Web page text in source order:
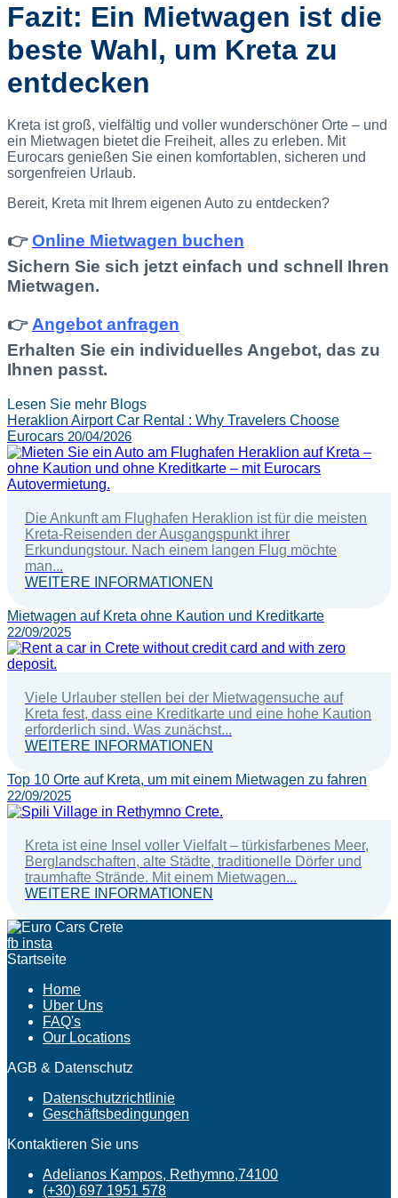
Fazit: Ein Mietwagen ist die
beste Wahl, um Kreta zu
entdecken
Kreta ist groß, vielfältig und voller wunderschöner Orte – und
ein Mietwagen bietet die Freiheit, alles zu erleben. Mit
Eurocars genießen Sie einen komfortablen, sicheren und
sorgenfreien Urlaub.
Bereit, Kreta mit Ihrem eigenen Auto zu entdecken?
👉Online Mietwagen buchen
Sichern Sie sich jetzt einfach und schnell Ihren
Mietwagen.
👉Angebot anfragen
Erhalten Sie ein individuelles Angebot, das zu
Ihnen passt.
Lesen Sie mehr Blogs
Heraklion Airport Car Rental : Why Travelers Choose
Eurocars 20/04/2026
Die Ankunft am Flughafen Heraklion ist für die meisten
Kreta-Reisenden der Ausgangspunkt ihrer
Erkundungstour. Nach einem langen Flug möchte
man...
WEITERE INFORMATIONEN
Mietwagen auf Kreta ohne Kaution und Kreditkarte
22/09/2025
Viele Urlauber stellen bei der Mietwagensuche auf
Kreta fest, dass eine Kreditkarte und eine hohe Kaution
erforderlich sind. Was zunächst...
WEITERE INFORMATIONEN
Top 10 Orte auf Kreta, um mit einem Mietwagen zu fahren
22/09/2025
Kreta ist eine Insel voller Vielfalt – türkisfarbenes Meer,
Berglandschaften, alte Städte, traditionelle Dörfer und
traumhafte Strände. Mit einem Mietwagen...
WEITERE INFORMATIONEN
fb insta
Startseite
Home
Uber Uns
FAQ's
Our Locations
AGB & Datenschutz
Datenschutzrichtlinie
Geschäftsbedingungen
Kontaktieren Sie uns
Adelianos Kampos, Rethymno,74100
(+30) 697 1951 578